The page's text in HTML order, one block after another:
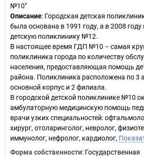
№10"
Описание: Городская детская
была основана в 1991 году, а в 2008
детскую поликлинику №12.
В настоящее время ГДП №10 – самая
поликлиника города по количеству
населения, предоставляющая помощь
района. Поликлиника расположена по 3
основной корпус и 2 филиала.
В городской детской поликлинике №10
амбулаторную медицинскую помощь
врачи узких специальностей:
хирург, отоларинголог, невролог,
иммунолог, нефролог, кардиолог,
Форма собственности: Государственная